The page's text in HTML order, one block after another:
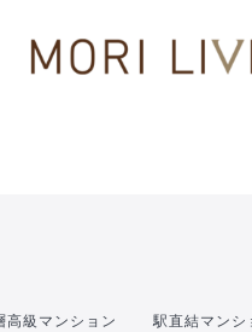
高級マンション 駅直結マンシ